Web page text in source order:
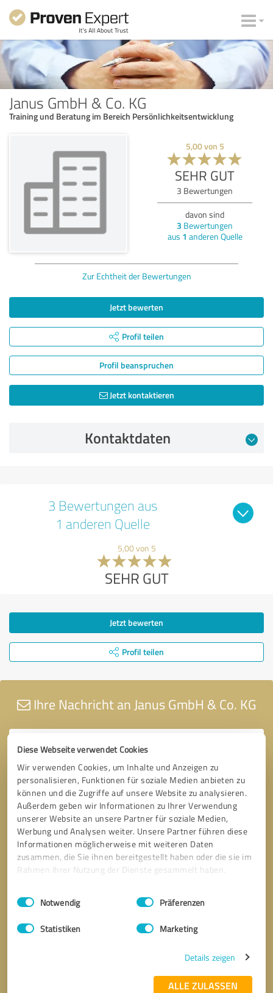
Diese Webseite verwendet Cookies
Wir verwenden Cookies, um Inhalte und Anzeigen zu
personalisieren, Funktionen für soziale Medien anbieten zu
können und die Zugriffe auf unsere Website zu analysieren.
Außerdem geben wir Informationen zu Ihrer Verwendung
unserer Website an unsere Partner für soziale Medien,
Werbung und Analysen weiter. Unsere Partner führen diese
Informationen möglicherweise mit weiteren Daten
zusammen, die Sie ihnen bereitgestellt haben oder die sie im
Rahmen Ihrer Nutzung der Dienste gesammelt haben.
Impressum Datenschutzbestimmungen
Einwilligungsauswahl
Notwendig Präferenzen
Statistiken Marketing
Details zeigen
ALLE ZULASSEN
Janus GmbH & Co. KG
Training und Beratung im Bereich Persönlichkeitsentwicklung
5,00von 5
SEHR GUT
3 Bewertungen
davon sind
3 Bewertungen
aus 1 anderen Quelle
Zur Echtheit der Bewertungen
Jetzt bewerten
Profil teilen
Profil beanspruchen
Jetzt kontaktieren
Kontaktdaten
3 Bewertungen aus
1 anderen Quelle
5,00 von 5
SEHR GUT
Jetzt bewerten
Profil teilen
Ihre Nachricht an Janus GmbH & Co. KG
* Erforderliche Angaben